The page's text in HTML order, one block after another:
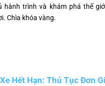
hành trình và khám phá thế
Chìa khóa vàng.
Hết Hạn: Thủ Tục Đơn